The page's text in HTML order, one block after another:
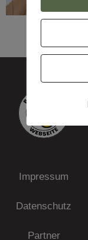
Impressum
Datenschutz
Partner